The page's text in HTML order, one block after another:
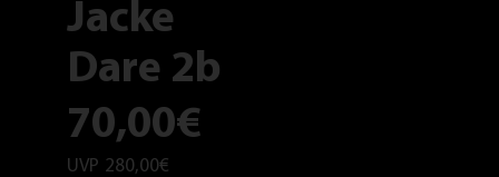
Jacke
Dare 2b
70,00€
UVP 280,00€